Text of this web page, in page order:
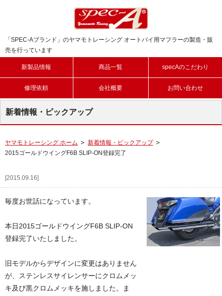
「SPEC-Aブランド」のヤマモトレーシング オートバイ用マフラーの製造・販
売を行っています
新製品情報 商品一覧 specAのこだわり
修理依頼 会社概要 お問い合わせ
新着情報・ピックアップ
ヤマモトレーシング ホーム
新着情報・ピックアップ
2015ゴールドウイングF6B SLIP-ON登録完了
[2015.09.16]
毎度お世話になっています。
本日2015ゴールドウイングF6B SLIP-ON
登録完了いたしました。
旧モデルからデザインに変更はありません
が、ステンレスサイレンサーにクロムメッ
キ及び黒クロムメッキを施しました。ま